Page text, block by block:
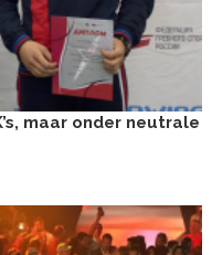
maar onder neutrale